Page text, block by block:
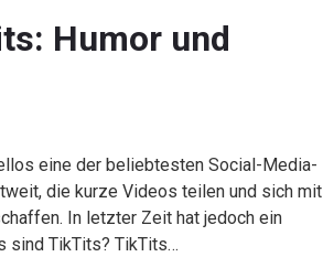
Humor und
eine der beliebtesten Social-Media-
die kurze Videos teilen und sich mit
In letzter Zeit hat jedoch ein
sind TikTits? TikTits…